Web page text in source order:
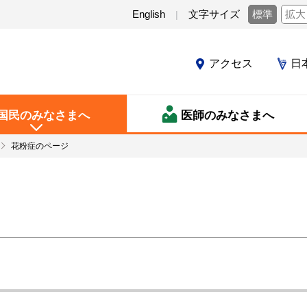
English 文字サイズ 標準 拡大
アクセス 日
民のみなさまへ 医師のみなさまへ
花粉症のページ